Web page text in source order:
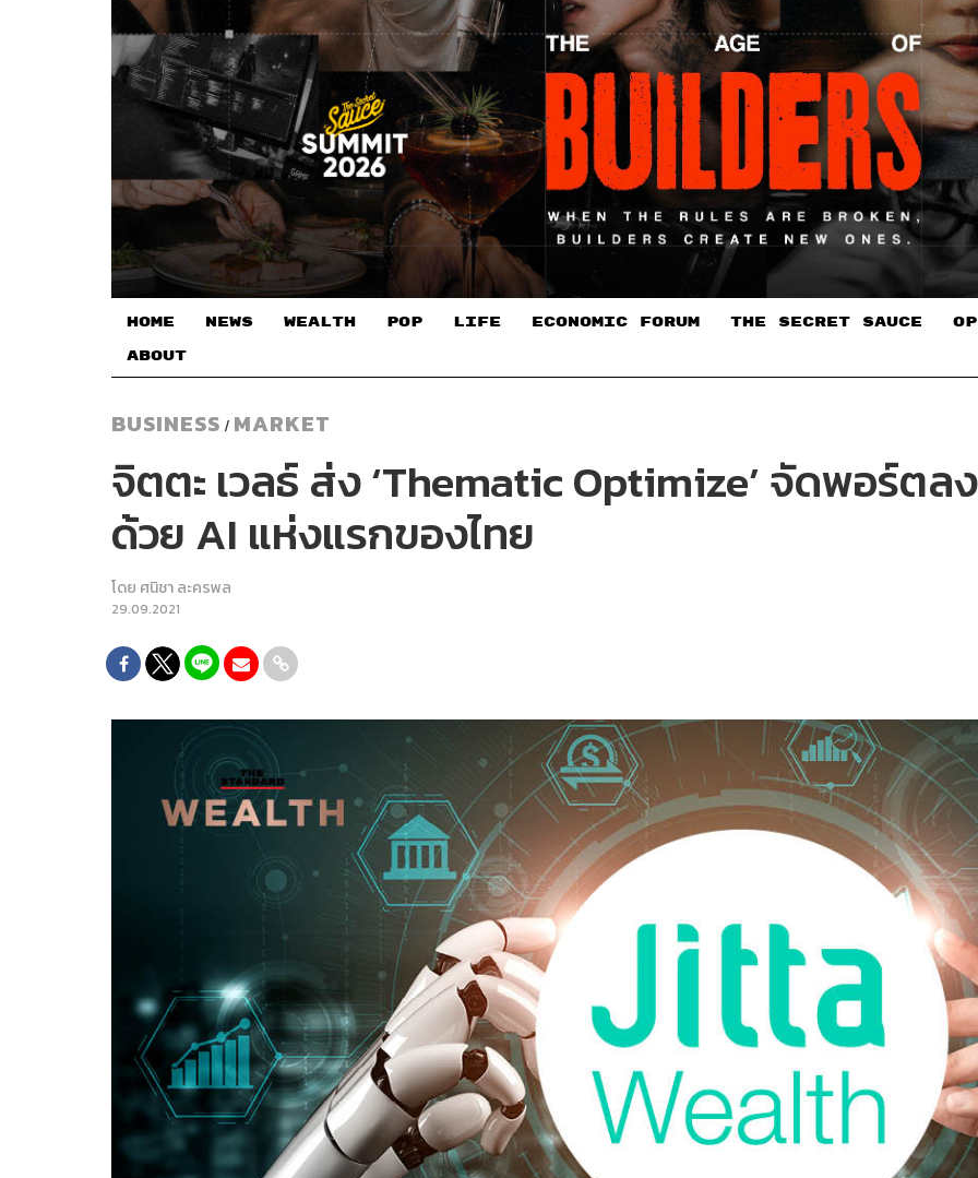
HOME NEWS WEALTH POP LIFE ECONOMIC FORUM THE SECRET SAUCE​
ABOUT
BUSINESS / MARKET
จิตตะ เวลธ์ ส่ง ‘Thematic Optimize’ จัดพอร์ตล
ด้วย AI แห่งแรกของไทย
โดย ศนิชา ละครพล
29.09.2021